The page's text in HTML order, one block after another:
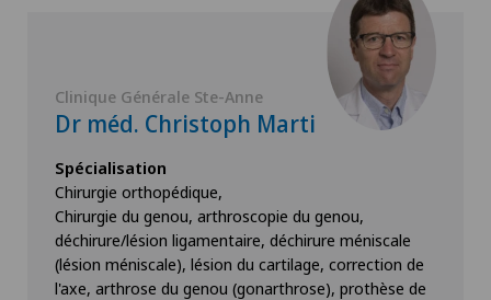
Clinique Générale Ste-Anne
Dr méd. Christoph Marti
Spécialisation
Chirurgie orthopédique,
Chirurgie du genou, arthroscopie du genou,
déchirure/lésion ligamentaire, déchirure méniscale
(lésion méniscale), lésion du cartilage, correction de
l'axe, arthrose du genou (gonarthrose), prothèse de